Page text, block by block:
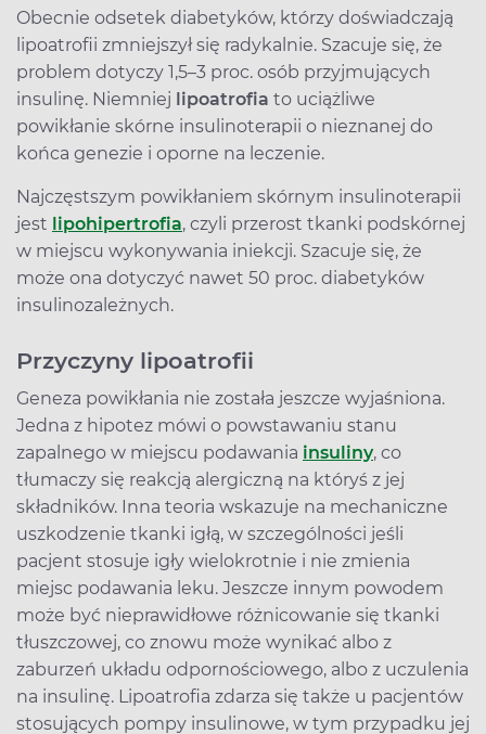
Obecnie odsetek diabetyków, którzy doświadczają
lipoatrofii zmniejszył się radykalnie. Szacuje się, że
problem dotyczy 1,5–3 proc. osób przyjmujących
insulinę. Niemniej lipoatrofia to uciążliwe
powikłanie skórne insulinoterapii o nieznanej do
końca genezie i oporne na leczenie.
Najczęstszym powikłaniem skórnym insulinoterapii
jest lipohipertrofia, czyli przerost tkanki podskórnej
w miejscu wykonywania iniekcji. Szacuje się, że
może ona dotyczyć nawet 50 proc. diabetyków
insulinozależnych.
Przyczyny lipoatrofii
Geneza powikłania nie została jeszcze wyjaśniona.
Jedna z hipotez mówi o powstawaniu stanu
zapalnego w miejscu podawania insuliny, co
tłumaczy się reakcją alergiczną na któryś z jej
składników. Inna teoria wskazuje na mechaniczne
uszkodzenie tkanki igłą, w szczególności jeśli
pacjent stosuje igły wielokrotnie i nie zmienia
miejsc podawania leku. Jeszcze innym powodem
może być nieprawidłowe różnicowanie się tkanki
tłuszczowej, co znowu może wynikać albo z
zaburzeń układu odpornościowego, albo z uczulenia
na insulinę. Lipoatrofia zdarza się także u pacjentów
stosujących pompy insulinowe, w tym przypadku jej